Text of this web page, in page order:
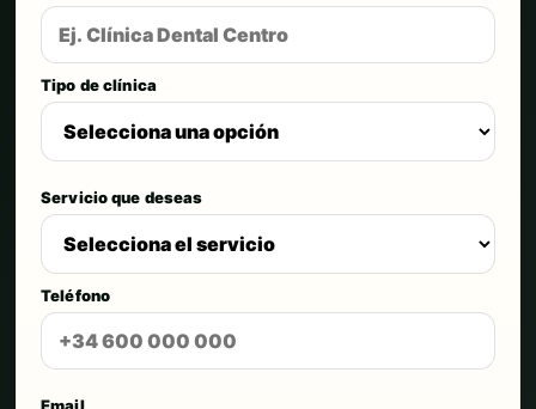
Tipo de clínica
Servicio que deseas
Teléfono
Email